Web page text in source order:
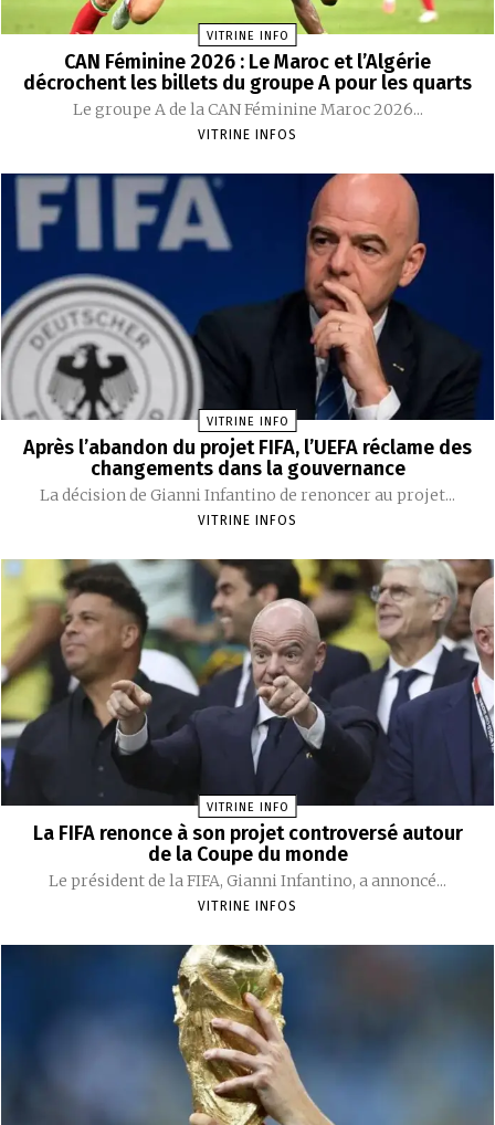
VITRINE INFO
CAN Féminine 2026 : Le Maroc et l’Algérie
décrochent les billets du groupe A pour les quarts
Le groupe A de la CAN Féminine Maroc 2026...
VITRINE INFOS
VITRINE INFO
Après l’abandon du projet FIFA, l’UEFA réclame des
changements dans la gouvernance
La décision de Gianni Infantino de renoncer au projet...
VITRINE INFOS
VITRINE INFO
La FIFA renonce à son projet controversé autour
de la Coupe du monde
Le président de la FIFA, Gianni Infantino, a annoncé...
VITRINE INFOS